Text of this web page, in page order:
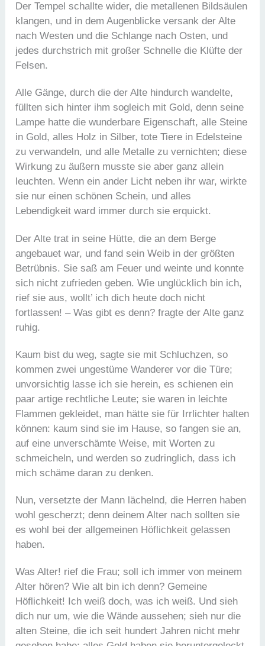
Der Tempel schallte wider, die metallenen Bildsäulen
klangen, und in dem Augenblicke versank der Alte
nach Westen und die Schlange nach Osten, und
jedes durchstrich mit großer Schnelle die Klüfte der
Felsen.
Alle Gänge, durch die der Alte hindurch wandelte,
füllten sich hinter ihm sogleich mit Gold, denn seine
Lampe hatte die wunderbare Eigenschaft, alle Steine
in Gold, alles Holz in Silber, tote Tiere in Edelsteine
zu verwandeln, und alle Metalle zu vernichten; diese
Wirkung zu äußern musste sie aber ganz allein
leuchten. Wenn ein ander Licht neben ihr war, wirkte
sie nur einen schönen Schein, und alles
Lebendigkeit ward immer durch sie erquickt.
Der Alte trat in seine Hütte, die an dem Berge
angebauet war, und fand sein Weib in der größten
Betrübnis. Sie saß am Feuer und weinte und konnte
sich nicht zufrieden geben. Wie unglücklich bin ich,
rief sie aus, wollt’ ich dich heute doch nicht
fortlassen! – Was gibt es denn? fragte der Alte ganz
ruhig.
Kaum bist du weg, sagte sie mit Schluchzen, so
kommen zwei ungestüme Wanderer vor die Türe;
unvorsichtig lasse ich sie herein, es schienen ein
paar artige rechtliche Leute; sie waren in leichte
Flammen gekleidet, man hätte sie für Irrlichter halten
können: kaum sind sie im Hause, so fangen sie an,
auf eine unverschämte Weise, mit Worten zu
schmeicheln, und werden so zudringlich, dass ich
mich schäme daran zu denken.
Nun, versetzte der Mann lächelnd, die Herren haben
wohl gescherzt; denn deinem Alter nach sollten sie
es wohl bei der allgemeinen Höflichkeit gelassen
haben.
Was Alter! rief die Frau; soll ich immer von meinem
Alter hören? Wie alt bin ich denn? Gemeine
Höflichkeit! Ich weiß doch, was ich weiß. Und sieh
dich nur um, wie die Wände aussehen; sieh nur die
alten Steine, die ich seit hundert Jahren nicht mehr